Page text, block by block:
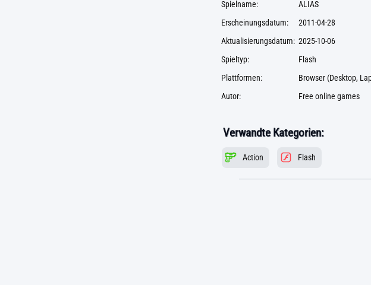
Spielname:
ALIAS
Erscheinungsdatum:
2011-04-28
Aktualisierungsdatum: 2025-10-06
Spieltyp:
Flash
Plattformen:
Browser (Desktop,
Autor:
Free online games
Verwandte Kategorien:
Action Flash